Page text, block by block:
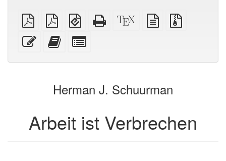
reines
PDF
A4
Broschüren
PDF
EPUB
(für
mobile
Geräte)
Reines
HTML
XeLaTex
Quelle
reine
Textquelle
Diesen
Text
Füge
diesen
zum
hinzu
for
bookbuilder
Herman J. Schuurman
Arbeit ist Verbrechen